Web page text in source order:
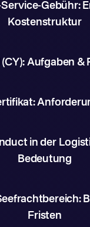
Gebühr:
Kostenstruktur
Aufgaben &
in der
Bedeutung
Fristen